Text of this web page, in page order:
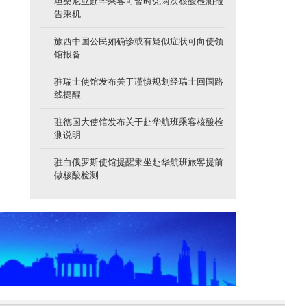
告乘机
旅西中国公民如确诊或有疑似症状可向使领
馆报备
驻瑞士使馆发布关于谨慎规划经瑞士回国路
线提醒
驻德国大使馆发布关于赴华航班乘客核酸检
测说明
驻白俄罗斯使馆提醒乘坐赴华航班旅客提前
做核酸检测